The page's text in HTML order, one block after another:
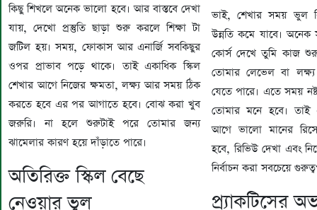
কিছু শিখলে অনেক ভালো হবে। আর বাস্তবে দেখা
যায়, দেখো প্রস্তুতি ছাড়া শুরু করলে শিক্ষা টা
জটিল হয়। সময়, ফোকাস আর এনার্জি সবকিছুর
ওপর প্রাভাব পড়ে থাকে। তাই একাধিক স্কিল
শেখার আগে নিজের ক্ষমতা, লক্ষ্য আর সময় ঠিক
করতে হবে এর পর আগাতে হবে। বোঝ করা খুব
জরুরি। না হলে শুরুটাই পরে তোমার জন্য
ঝামেলার কারণ হয়ে দাঁড়াতে পারে।
অতিরিক্ত স্কিল বেছে
নেওয়ার ভুল
ভাই, শেখার সময় ভুল
উন্নতি কমে যাবে।
কোর্স দেখে তুমি কাজ
তোমার লেভেল বা
যেতে পারে। এতে সময়
তোমার মনে হবে। তাই
আগে ভালো মানের
হবে, রিভিউ দেখা এবং
নির্বাচন করা সবচেয়ে
প্র্যাকটিসের